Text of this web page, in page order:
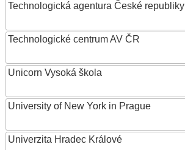
Technologická agentura České republiky
Technologické centrum AV ČR
Unicorn Vysoká škola
University of New York in Prague
Univerzita Hradec Králové